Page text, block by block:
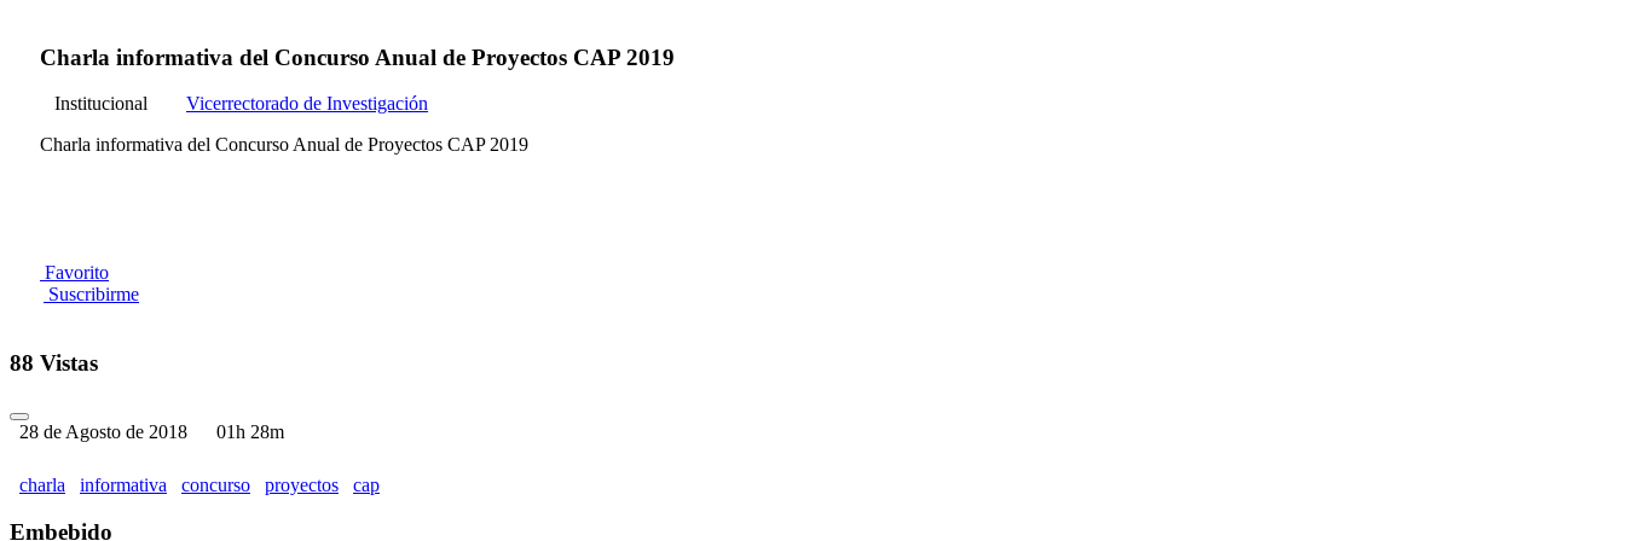
Charla informativa del Concurso Anual de Proyectos CAP 2019
Institucional
Vicerrectorado de Investigación
Charla informativa del Concurso Anual de Proyectos CAP 2019
Favorito
Suscribirme
88 Vistas
28 de Agosto de 2018 01h 28m
charla informativa concurso proyectos cap
Embebido